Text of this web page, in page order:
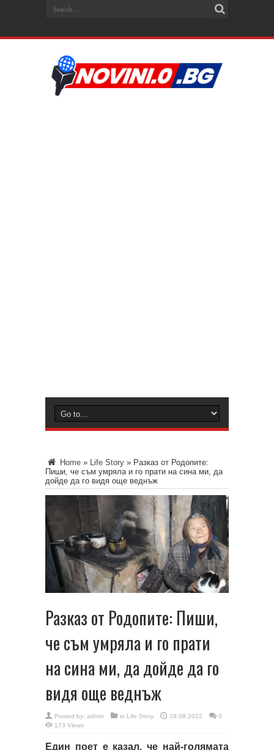
Home » Life Story » Разказ от Родопите:
Пиши, че съм умряла и го прати на сина ми, да
дойде да го видя още веднъж
Разказ от Родопите: Пиши,
че съм умряла и го прати
на сина ми, да дойде да го
видя още веднъж
Posted by: admin in Life Story 29.09.2022
0
173 Views
Един поет е казал, че най-голямата